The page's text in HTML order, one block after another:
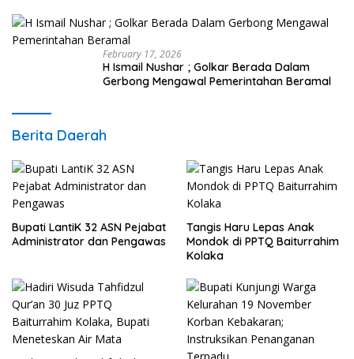
February 17, 2026
H Ismail Nushar ; Golkar Berada Dalam
Gerbong Mengawal Pemerintahan Beramal
Berita Daerah
Bupati LantiK 32 ASN Pejabat
Administrator dan Pengawas
Tangis Haru Lepas Anak
Mondok di PPTQ Baiturrahim
Kolaka